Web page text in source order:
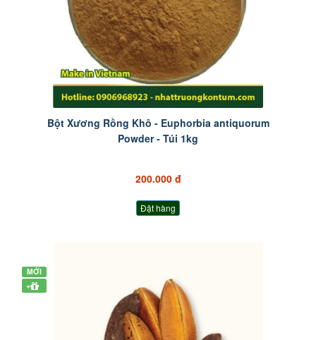
Bột Xương Rồng Khô - Euphorbia antiquorum
Powder - Túi 1kg
200.000 đ
Đặt hàng
MỚI
+